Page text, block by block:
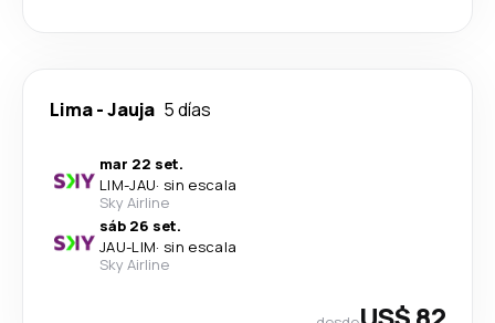
Lima-Jauja 5 días
mar 22 set.
LIM-JAU· sin escala
Sky Airline
sáb 26 set.
JAU-LIM· sin escala
Sky Airline